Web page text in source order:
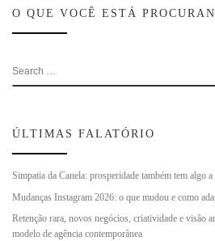
O QUE VOCÊ ESTÁ
ÚLTIMAS FALATÓRIO
Simpatia da Canela: prosperidade também tem algo
Mudanças Instagram 2026: o que mudou e como
Retenção rara, novos negócios, criatividade e visão
modelo de agência contemporânea